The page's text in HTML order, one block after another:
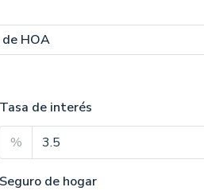
HOA
Tasa de interés
%
Seguro de hogar